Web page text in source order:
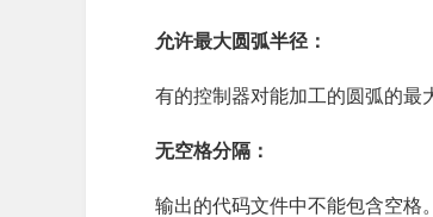
允许最大圆弧半径：
有的控制器对能加工的圆弧的最
无空格分隔：
输出的代码文件中不能包含空格。